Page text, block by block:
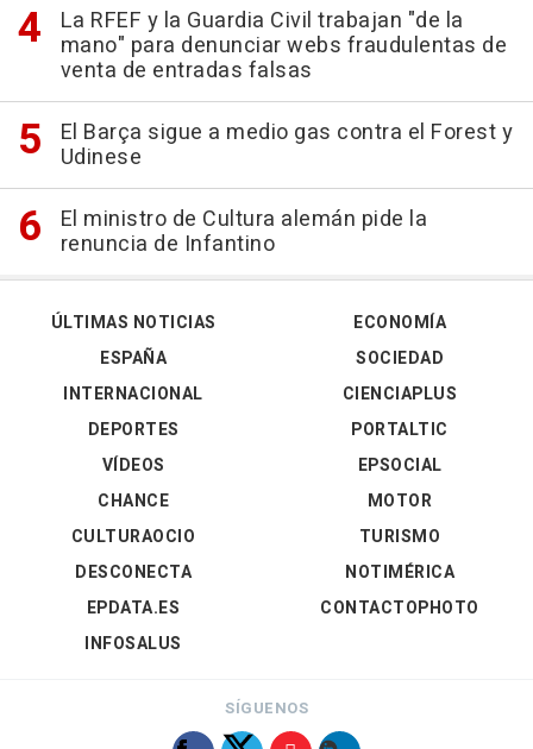
La RFEF y la Guardia Civil trabajan "de la
mano" para denunciar webs fraudulentas de
venta de entradas falsas
El Barça sigue a medio gas contra el Forest y
Udinese
El ministro de Cultura alemán pide la
renuncia de Infantino
ÚLTIMAS NOTICIAS
ESPAÑA
INTERNACIONAL
DEPORTES
VÍDEOS
ECONOMÍA
SOCIEDAD
CIENCIAPLUS
PORTALTIC
EPSOCIAL
CHANCE
CULTURAOCIO
DESCONECTA
EPDATA.ES
INFOSALUS
MOTOR
TURISMO
NOTIMÉRICA
CONTACTOPHOTO
SÍGUENOS